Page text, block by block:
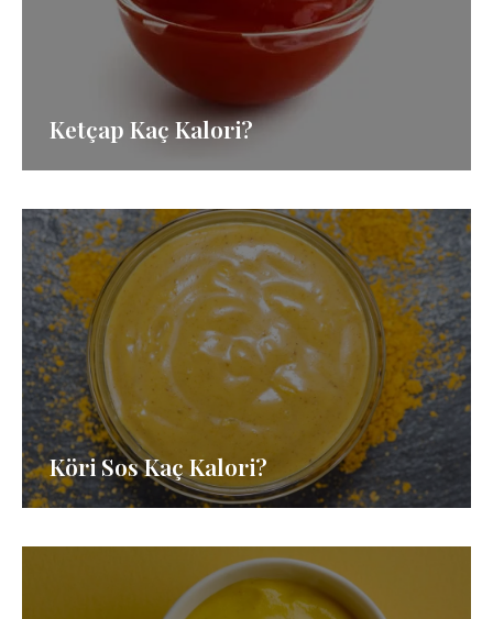
Ketçap Kaç Kalori?
Köri Sos Kaç Kalori?